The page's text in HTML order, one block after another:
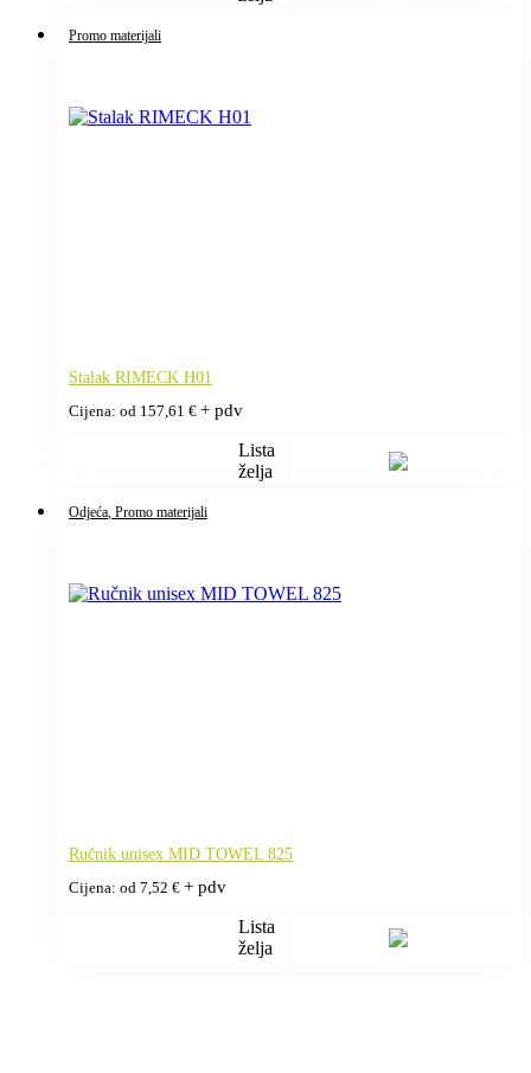
Promo materijali
Stalak RIMECK H01
Cijena: od 157,61 € + pdv
Lista
želja
Odjeća , Promo materijali
Ručnik unisex MID TOWEL 825
Cijena: od 7,52 € + pdv
Lista
želja